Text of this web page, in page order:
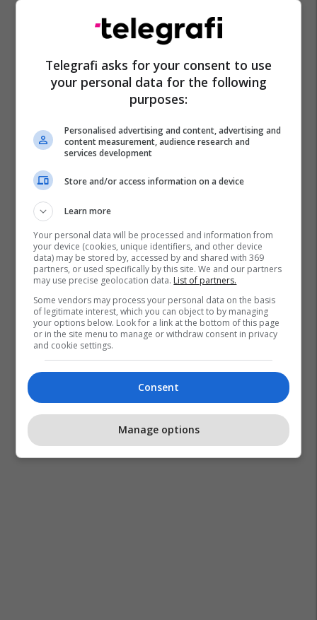
Tec Osllomej
Ndotja E Ajrit Në Maqedoninë E Veriut
Kërçova
Telegrafi asks for your consent to use
your personal data for the following
purposes:
Personalised advertising and content, advertising and
content measurement, audience research and
services development
Store and/or access information on a device
Learn more
Your personal data will be processed and information from
your device (cookies, unique identifiers, and other device
data) may be stored by, accessed by and shared with 369
partners, or used specifically by this site. We and our partners
may use precise geolocation data. List of partners.
Some vendors may process your personal data on the basis
of legitimate interest, which you can object to by managing
your options below. Look for a link at the bottom of this page
or in the site menu to manage or withdraw consent in privacy
and cookie settings.
Consent
Manage options